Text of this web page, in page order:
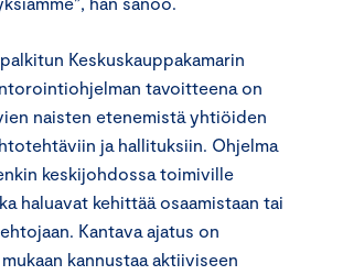
Keskuskauppakamarin
tavoitteena on
naisten etenemistä yhtiöiden
ja hallituksiin. Ohjelma
keskijohdossa toimiville
haluavat kehittää osaamistaan tai
Kantava ajatus on
kannustaa aktiiviseen